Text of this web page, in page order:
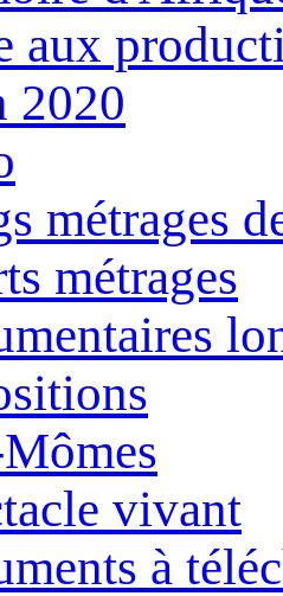
aux
2020
métrages
métrages
vivant
à